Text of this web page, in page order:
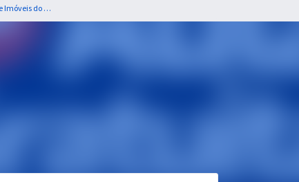
CRECI SP - Conselho Regional de Corretores de Imóveis do Estado de São Paulo - Matemática para para Todos os Cargos - Professores: Marcelo Leite e Wagner Aguiar (Pré-Edital)